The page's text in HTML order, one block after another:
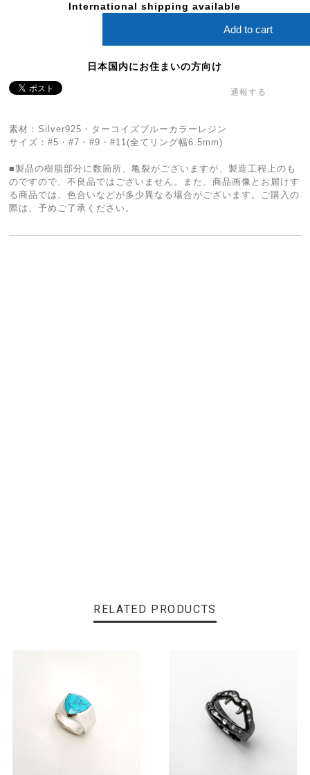
International shipping available
Add to cart
日本国内にお住まいの方向け
通報する
素材：Silver925・ターコイズブルーカラーレジン
サイズ：#5・#7・#9・#11(全てリング幅6.5mm)
■製品の樹脂部分に数箇所、亀裂がございますが、製造工程上のも
のですので、不良品ではございません。また、商品画像とお届けす
る商品では、色合いなどが多少異なる場合がございます。ご購入の
際は、予めご了承ください。
RELATED PRODUCTS